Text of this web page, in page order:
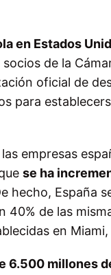
en Estados
de la
oficial de
para
empresas
se ha
hecho, España
40% de las
en
6.500 millones